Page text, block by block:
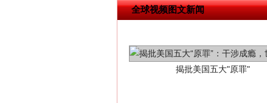
全球视频图文新闻